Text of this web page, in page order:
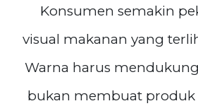
Konsumen semakin
visual makanan yang
Warna harus mendukung
bukan membuat produk